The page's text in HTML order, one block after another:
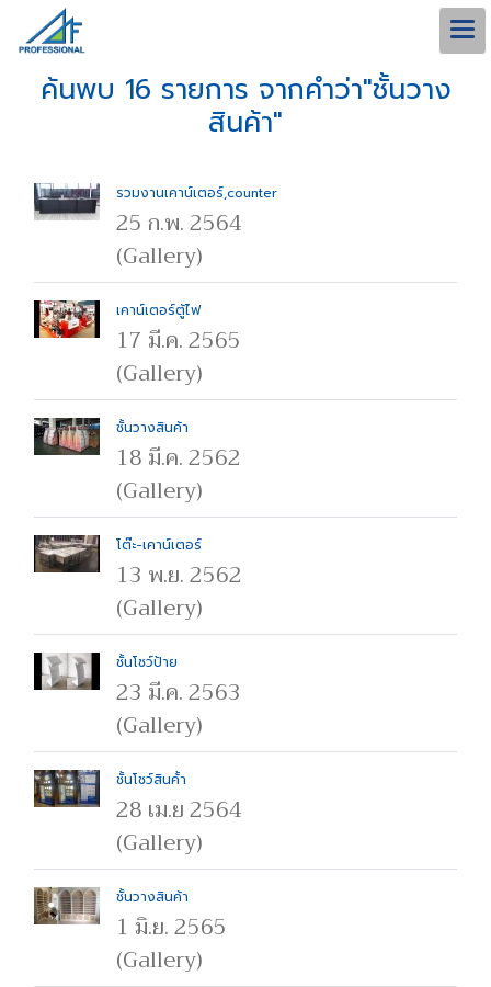
ค้นพบ 16 รายการ จากคำว่า"ชั้นวาง
สินค้า"
รวมงานเคาน์เตอร์,counter
25 ก.พ. 2564
(Gallery)
เคาน์เตอร์ตู้ไฟ
17 มี.ค. 2565
(Gallery)
ชั้นวางสินค้า
18 มี.ค. 2562
(Gallery)
โต๊ะ-เคาน์เตอร์
13 พ.ย. 2562
(Gallery)
ชั้นโชว์ป้าย
23 มี.ค. 2563
(Gallery)
ชั้นโชว์สินค้้า
28 เม.ย 2564
(Gallery)
ชั้นวางสินค้า
1 มิ.ย. 2565
(Gallery)